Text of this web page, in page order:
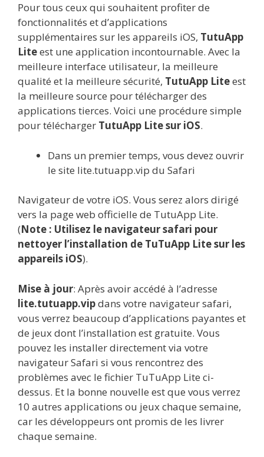
Pour tous ceux qui souhaitent profiter de
fonctionnalités et d’applications
supplémentaires sur les appareils iOS, TutuApp
Liteest une application incontournable. Avec la
meilleure interface utilisateur, la meilleure
qualité et la meilleure sécurité, TutuApp Liteest
la meilleure source pour télécharger des
applications tierces. Voici une procédure simple
pour télécharger TutuApp Lite sur iOS.
Dans un premier temps, vous devez ouvrir
le site lite.tutuapp.vip du Safari
Navigateur de votre iOS. Vous serez alors dirigé
vers la page web officielle de TutuApp Lite.
(Note : Utilisez le navigateur safari pour
nettoyer l’installation de TuTuApp Lite sur les
appareils iOS).
Mise à jour: Après avoir accédé à l’adresse
lite.tutuapp.vipdans votre navigateur safari,
vous verrez beaucoup d’applications payantes et
de jeux dont l’installation est gratuite. Vous
pouvez les installer directement via votre
navigateur Safari si vous rencontrez des
problèmes avec le fichier TuTuApp Lite ci-
dessus. Et la bonne nouvelle est que vous verrez
10 autres applications ou jeux chaque semaine,
car les développeurs ont promis de les livrer
chaque semaine.